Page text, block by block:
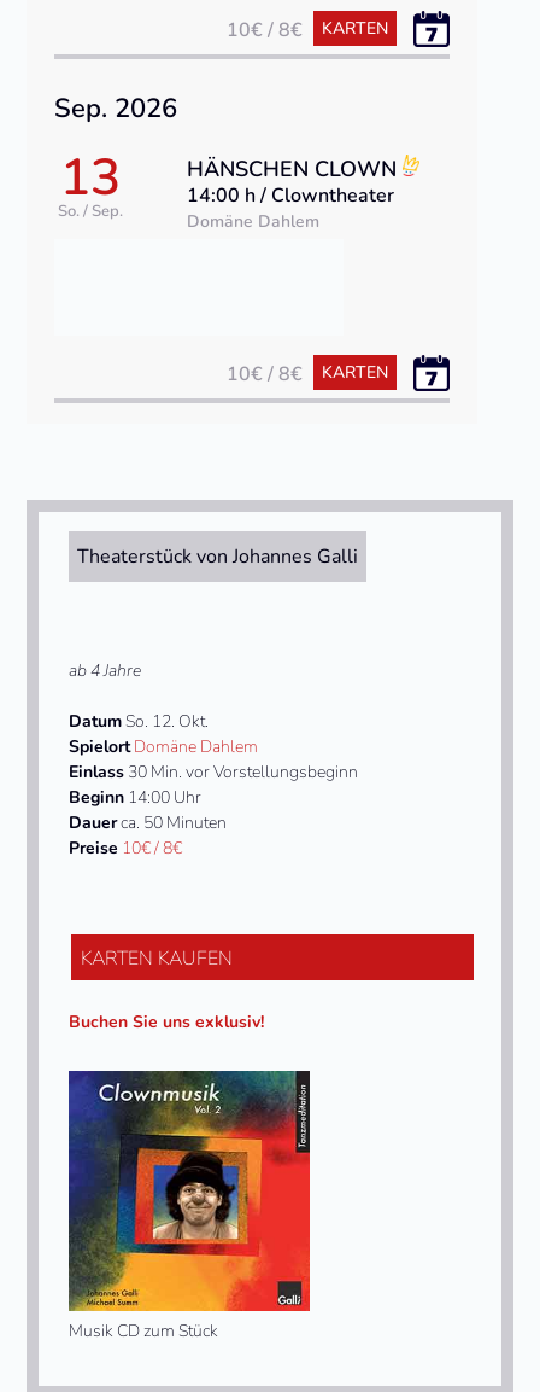
10€ / 8€ KARTEN
Sep. 2026
13
So. / Sep.
HÄNSCHEN CLOWN
14:00 h / Clowntheater
Domäne Dahlem
10€ / 8€ KARTEN
Theaterstück von Johannes Galli
ab 4 Jahre
DatumSo. 12. Okt.
SpielortDomäne Dahlem
Einlass 30 Min. vor Vorstellungsbeginn
Beginn 14:00 Uhr
Dauerca. 50 Minuten
Preise 10€ / 8€
KARTEN KAUFEN
Buchen Sie uns exklusiv!
Musik CD zum Stück